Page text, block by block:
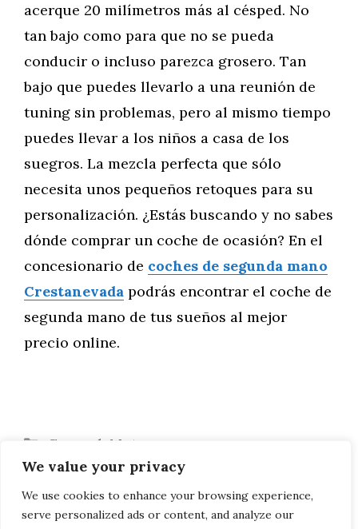
We value your privacy
We use cookies to enhance your browsing experience,
serve personalized ads or content, and analyze our
acerque 20 milímetros más al césped. No
tan bajo como para que no se pueda
conducir o incluso parezca grosero. Tan
bajo que puedes llevarlo a una reunión de
tuning sin problemas, pero al mismo tiempo
puedes llevar a los niños a casa de los
suegros. La mezcla perfecta que sólo
necesita unos pequeños retoques para su
personalización. ¿Estás buscando y no sabes
dónde comprar un coche de ocasión? En el
concesionario de coches de segunda mano
Crestanevada podrás encontrar el coche de
segunda mano de tus sueños al mejor
precio online.
Categorías
General Motor
Con Volvo sobre nieve y hielo
Mazda MX-5 2015: nueva plataforma y
nuevo motor de 1,5 litros